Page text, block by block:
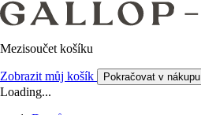
Mezisoučet košíku
Zobrazit můj košík Pokračovat v nákupu
Loading...